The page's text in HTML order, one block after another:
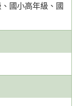
國小高年級、國